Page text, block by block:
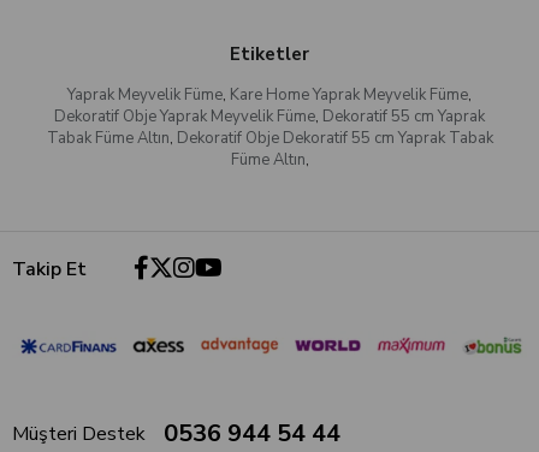
Etiketler
Yaprak Meyvelik Füme, Kare Home Yaprak Meyvelik Füme,
Dekoratif Obje Yaprak Meyvelik Füme, Dekoratif 55 cm Yaprak
Tabak Füme Altın, Dekoratif Obje Dekoratif 55 cm Yaprak Tabak
Füme Altın,
Takip Et
Müşteri Destek 0536 944 54 44